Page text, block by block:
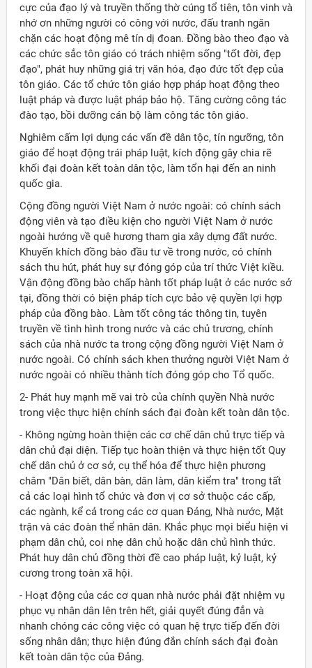
cực của đạo lý và truyền thống thờ cúng tổ tiên, tôn vinh và
nhớ ơn những người có công với nước, đấu tranh ngăn
chặn các hoạt động mê tín dị đoan. Ðồng bào theo đạo và
các chức sắc tôn giáo có trách nhiệm sống "tốt đời, đẹp
đạo", phát huy những giá trị văn hóa, đạo đức tốt đẹp của
tôn giáo. Các tổ chức tôn giáo hợp pháp hoạt động theo
luật pháp và được luật pháp bảo hộ. Tăng cường công tác
đào tạo, bồi dưỡng cán bộ làm công tác tôn giáo.
Nghiêm cấm lợi dụng các vấn đề dân tộc, tín ngưỡng, tôn
giáo để hoạt động trái pháp luật, kích động gây chia rẽ
khối đại đoàn kết toàn dân tộc, làm tổn hại đến an ninh
quốc gia.
Cộng đồng người Việt Nam ở nước ngoài: có chính sách
động viên và tạo điều kiện cho người Việt Nam ở nước
ngoài hướng về quê hương tham gia xây dựng đất nước.
Khuyến khích đồng bào đầu tư về trong nước, có chính
sách thu hút, phát huy sự đóng góp của trí thức Việt kiều.
Vận động đồng bào chấp hành tốt pháp luật ở các nước sở
tại, đồng thời có biện pháp tích cực bảo vệ quyền lợi hợp
pháp của đồng bào. Làm tốt công tác thông tin, tuyên
truyền về tình hình trong nước và các chủ trương, chính
sách của nhà nước ta trong cộng đồng người Việt Nam ở
nước ngoài. Có chính sách khen thưởng người Việt Nam ở
nước ngoài có nhiều thành tích đóng góp cho Tổ quốc.
2- Phát huy mạnh mẽ vai trò của chính quyền Nhà nước
trong việc thực hiện chính sách đại đoàn kết toàn dân tộc.
- Không ngừng hoàn thiện các cơ chế dân chủ trực tiếp và
dân chủ đại diện. Tiếp tục hoàn thiện và thực hiện tốt Quy
chế dân chủ ở cơ sở, cụ thể hóa để thực hiện phương
châm "Dân biết, dân bàn, dân làm, dân kiểm tra" trong tất
cả các loại hình tổ chức và đơn vị cơ sở thuộc các cấp,
các ngành, kể cả trong các cơ quan Ðảng, Nhà nước, Mặt
trận và các đoàn thể nhân dân. Khắc phục mọi biểu hiện vi
phạm dân chủ, coi nhẹ dân chủ hoặc dân chủ hình thức.
Phát huy dân chủ đồng thời đề cao pháp luật, kỷ luật, kỷ
cương trong toàn xã hội.
- Hoạt động của các cơ quan nhà nước phải đặt nhiệm vụ
phục vụ nhân dân lên trên hết, giải quyết đúng đắn và
nhanh chóng các công việc có quan hệ trực tiếp đến đời
sống nhân dân; thực hiện đúng đắn chính sách đại đoàn
kết toàn dân tộc của Ðảng.